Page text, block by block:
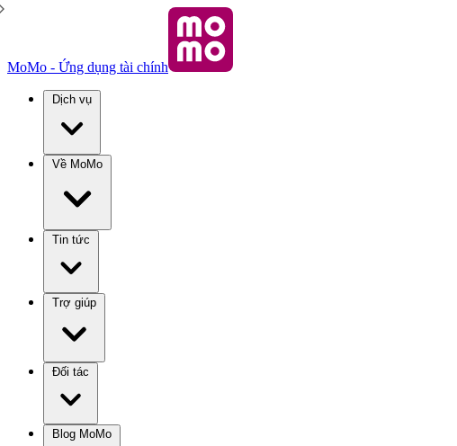
MoMo - Ứng dụng tài chính
Dịch vụ
Về MoMo
Tin tức
Trợ giúp
Đối tác
Blog MoMo